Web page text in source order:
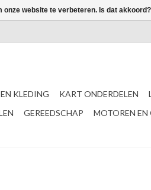
KLEDING KART ONDERDELEN
GEREEDSCHAP MOTOREN EN
onze website te verbeteren. Is dat akkoord?